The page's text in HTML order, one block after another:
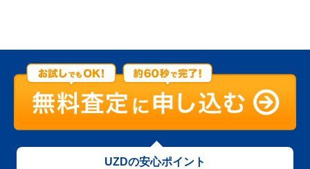
UZDの安心ポイント